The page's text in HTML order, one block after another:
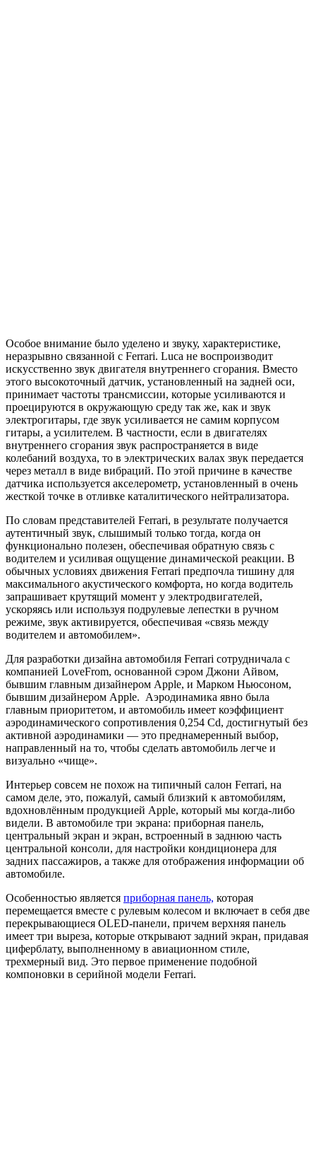
Особое внимание было уделено и звуку, характеристике,
неразрывно связанной с Ferrari. Luca не воспроизводит
искусственно звук двигателя внутреннего сгорания. Вместо
этого высокоточный датчик, установленный на задней оси,
принимает частоты трансмиссии, которые усиливаются и
проецируются в окружающую среду так же, как и звук
электрогитары, где звук усиливается не самим корпусом
гитары, а усилителем. В частности, если в двигателях
внутреннего сгорания звук распространяется в виде
колебаний воздуха, то в электрических валах звук передается
через металл в виде вибраций. По этой причине в качестве
датчика используется акселерометр, установленный в очень
жесткой точке в отливке каталитического нейтрализатора.
По словам представителей Ferrari, в результате получается
аутентичный звук, слышимый только тогда, когда он
функционально полезен, обеспечивая обратную связь с
водителем и усиливая ощущение динамической реакции. В
обычных условиях движения Ferrari предпочла тишину для
максимального акустического комфорта, но когда водитель
запрашивает крутящий момент у электродвигателей,
ускоряясь или используя подрулевые лепестки в ручном
режиме, звук активируется, обеспечивая «связь между
водителем и автомобилем».
Для разработки дизайна автомобиля Ferrari сотрудничала с
компанией LoveFrom, основанной сэром Джони Айвом,
бывшим главным дизайнером Apple, и Марком Ньюсоном,
бывшим дизайнером Apple. Аэродинамика явно была
главным приоритетом, и автомобиль имеет коэффициент
аэродинамического сопротивления 0,254 Cd, достигнутый без
активной аэродинамики — это преднамеренный выбор,
направленный на то, чтобы сделать автомобиль легче и
визуально «чище».
Интерьер совсем не похож на типичный салон Ferrari, на
самом деле, это, пожалуй, самый близкий к автомобилям,
вдохновлённым продукцией Apple, который мы когда-либо
видели. В автомобиле три экрана: приборная панель,
центральный экран и экран, встроенный в заднюю часть
центральной консоли, для настройки кондиционера для
задних пассажиров, а также для отображения информации об
автомобиле.
Особенностью является приборная панель, которая
перемещается вместе с рулевым колесом и включает в себя две
перекрывающиеся OLED-панели, причем верхняя панель
имеет три выреза, которые открывают задний экран, придавая
циферблату, выполненному в авиационном стиле,
трехмерный вид. Это первое применение подобной
компоновки в серийной модели Ferrari.